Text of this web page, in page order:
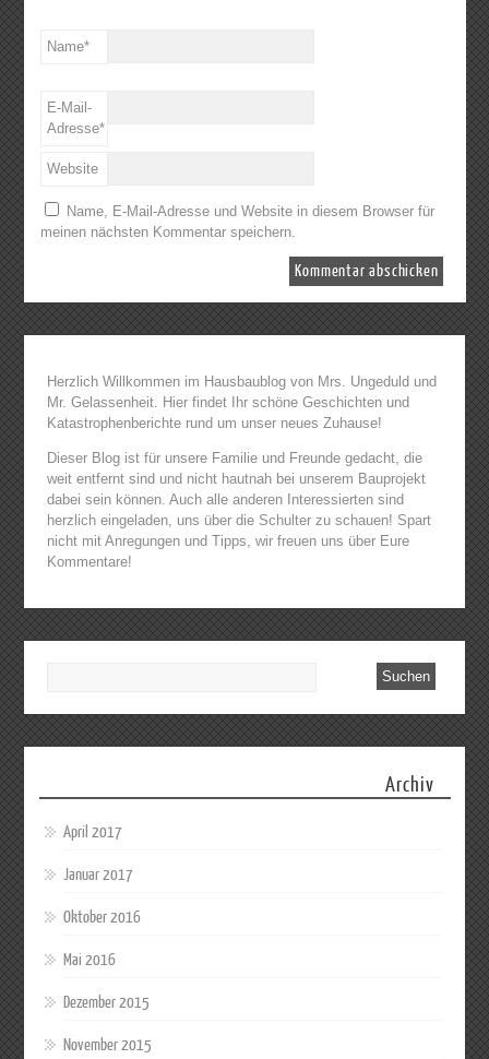
Name*
E-Mail-
Adresse*
Website
Name, E-Mail-Adresse und Website in diesem Browser für
meinen nächsten Kommentar speichern.
Herzlich Willkommen im Hausbaublog von Mrs. Ungeduld und
Mr. Gelassenheit. Hier findet Ihr schöne Geschichten und
Katastrophenberichte rund um unser neues Zuhause!
Dieser Blog ist für unsere Familie und Freunde gedacht, die
weit entfernt sind und nicht hautnah bei unserem Bauprojekt
dabei sein können. Auch alle anderen Interessierten sind
herzlich eingeladen, uns über die Schulter zu schauen! Spart
nicht mit Anregungen und Tipps, wir freuen uns über Eure
Kommentare!
Archiv
April 2017
Januar 2017
Oktober 2016
Mai 2016
Dezember 2015
November 2015